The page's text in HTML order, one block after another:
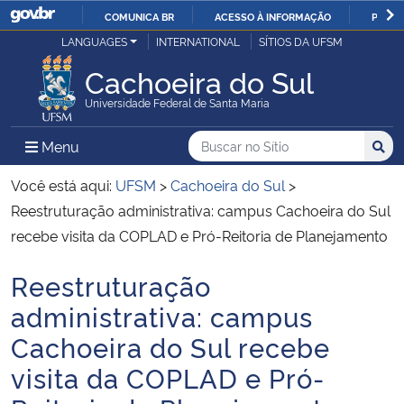
IR
O
COMUNICA BR ACESSO À INFORMAÇÃO
Ministério da Justiça e Segurança Pública
Ministério da Defesa
Ministério das Relações Exteriores
Ministério da Economia
Ministério da Infraestrutura
Ministério da Agricultura, Pecuária e Abastecimento
Ministério da Educação
LANGUAGES INTERNATIONAL SÍTIOS DA UFSM
Cachoeira do Sul
Universidade Federal de Santa Maria
Menu Menu Principal do Sítio
Busca
Buscar no no Sítio
Busca:
Você está aqui: UFSM >Cachoeira do Sul >
Reestruturação administrativa: campus Cachoeira do Sul
recebe visita da COPLAD e Pró-Reitoria de Planejamento
Início do conteúdo
Reestruturação
administrativa: campus
Cachoeira do Sul recebe
visita da COPLAD e Pró-